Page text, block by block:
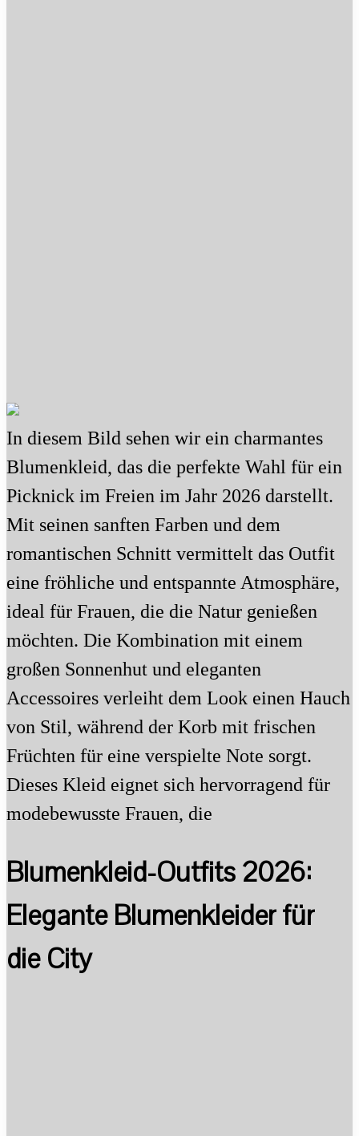
In diesem Bild sehen wir ein charmantes
Blumenkleid, das die perfekte Wahl für ein
Picknick im Freien im Jahr 2026 darstellt.
Mit seinen sanften Farben und dem
romantischen Schnitt vermittelt das Outfit
eine fröhliche und entspannte Atmosphäre,
ideal für Frauen, die die Natur genießen
möchten. Die Kombination mit einem
großen Sonnenhut und eleganten
Accessoires verleiht dem Look einen Hauch
von Stil, während der Korb mit frischen
Früchten für eine verspielte Note sorgt.
Dieses Kleid eignet sich hervorragend für
modebewusste Frauen, die
Blumenkleid-Outfits 2026:
Elegante Blumenkleider für
die City